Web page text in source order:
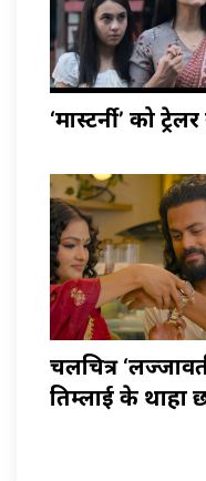
‘मास्टर्नी’ को
चलचित्र
तिम्लाई के थाहा